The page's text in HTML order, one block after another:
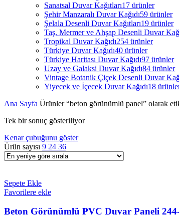
Sanatsal Duvar Kağıtları17 ürünler
Şehir Manzaralı Duvar Kağıdı59 ürünler
Şelala Desenli Duvar Kağıtları19 ürünler
Taş, Mermer ve Ahşap Desenli Duvar
Tropikal Duvar Kağıdı254 ürünler
Türkiye Duvar Kağıdı40 ürünler
Türkiye Haritası Duvar Kağıdı97 ürünler
Uzay ve Galaksi Duvar Kağıdı84 ürünler
Vintage Botanik Çiçek Desenli Duvar
Yiyecek ve İçecek Duvar Kağıdı18
Ana Sayfa Ürünler “beton görünümlü panel” olarak
Tek bir sonuç gösteriliyor
Kenar çubuğunu göster
Ürün sayısı 9 24 36
Sepete Ekle
Favorilere ekle
Beton Görünümlü PVC Duvar Paneli